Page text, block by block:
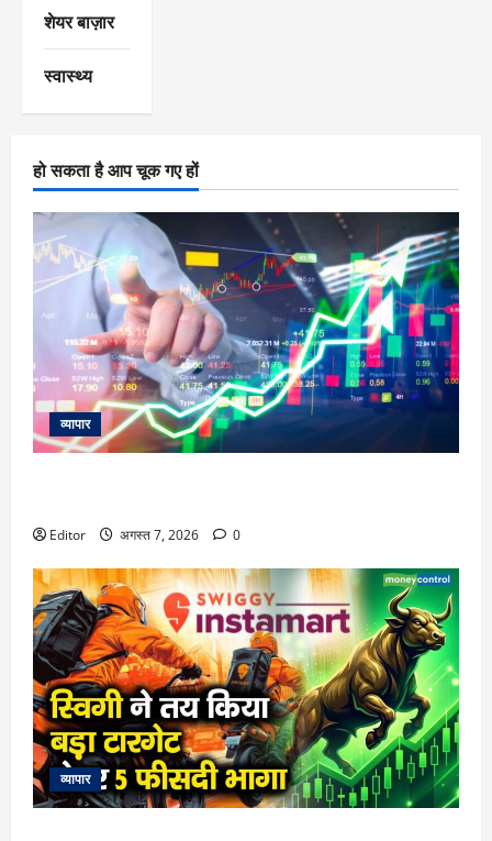
शेयर बाज़ार
स्वास्थ्य
हो सकता है आप चूक गए हों
व्यापार
Editor अगस्त 7, 2026 0
व्यापार